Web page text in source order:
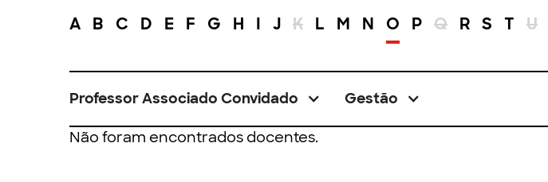
A B C D E F G H I J K L M N O P Q R S T U
Professor Associado Convidado Gestão
Não foram encontrados docentes.